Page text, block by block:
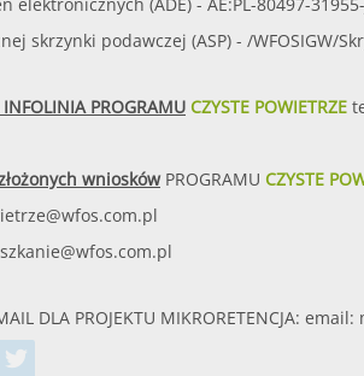
skrzynki podawczej (ASP) - /WFOSIGW/
PROGRAMU CZYSTE POWIETRZE
wniosków PROGRAMU CZYSTE
DLA PROJEKTU MIKRORETENCJA: email: